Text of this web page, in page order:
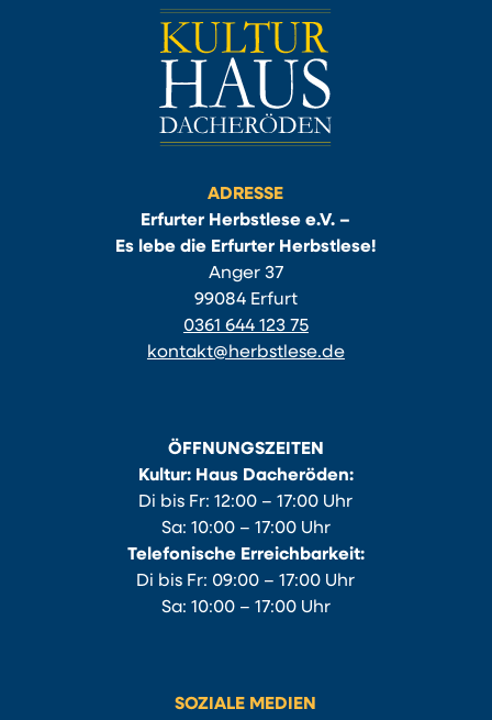
ADRESSE
Erfurter Herbstlese e.V. –
Es lebe die Erfurter Herbstlese!
Anger 37
99084 Erfurt
0361 644 123 75
kontakt@herbstlese.de
ÖFFNUNGSZEITEN
Kultur: Haus Dacheröden:
Di bis Fr: 12:00 – 17:00 Uhr
Sa: 10:00 – 17:00 Uhr
Telefonische Erreichbarkeit:
Di bis Fr: 09:00 – 17:00 Uhr
Sa: 10:00 – 17:00 Uhr
SOZIALE MEDIEN